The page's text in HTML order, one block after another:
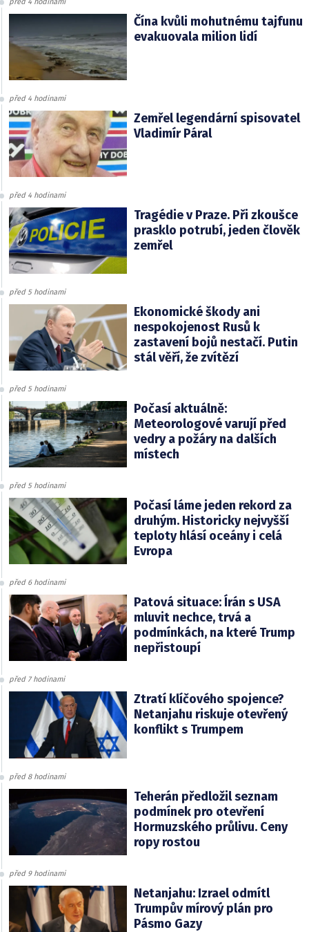
Čína kvůli mohutnému tajfunu
evakuovala milion lidí
před 4 hodinami
Zemřel legendární spisovatel
Vladimír Páral
před 4 hodinami
Tragédie v Praze. Při zkoušce
prasklo potrubí, jeden člověk
zemřel
před 5 hodinami
Ekonomické škody ani
nespokojenost Rusů k
zastavení bojů nestačí. Putin
stál věří, že zvítězí
před 5 hodinami
Počasí aktuálně:
Meteorologové varují před
vedry a požáry na dalších
místech
před 5 hodinami
Počasí láme jeden rekord za
druhým. Historicky nejvyšší
teploty hlásí oceány i celá
Evropa
před 6 hodinami
Patová situace: Írán s USA
mluvit nechce, trvá a
podmínkách, na které Trump
nepřistoupí
před 7 hodinami
Ztratí klíčového spojence?
Netanjahu riskuje otevřený
konflikt s Trumpem
před 8 hodinami
Teherán předložil seznam
podmínek pro otevření
Hormuzského průlivu. Ceny
ropy rostou
před 9 hodinami
Netanjahu: Izrael odmítl
Trumpův mírový plán pro
Pásmo Gazy